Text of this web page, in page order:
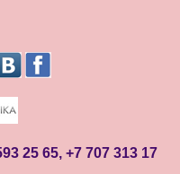
25 65, +7 707 313 17